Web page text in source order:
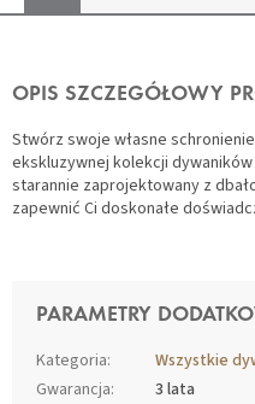
OPIS SZCZEGÓŁOWY
Stwórz swoje własne
ekskluzywnej kolekcji dywaników
starannie zaprojektowany z
zapewnić Ci doskonałe
PARAMETRY
Kategoria:
Wszystkie
Gwarancja: 3 lata